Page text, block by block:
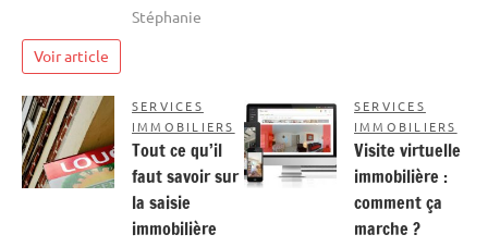
Stéphanie
Voir article
SERVICES
IMMOBILIERS
Tout ce qu’il
faut savoir sur
la saisie
immobilière
SERVICES
IMMOBILIERS
Visite virtuelle
immobilière :
comment ça
marche ?